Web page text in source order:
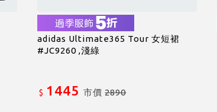
adidas Ultimate365 Tour 女短裙
#JC9260 ,淺綠
$ 1445 市價2890